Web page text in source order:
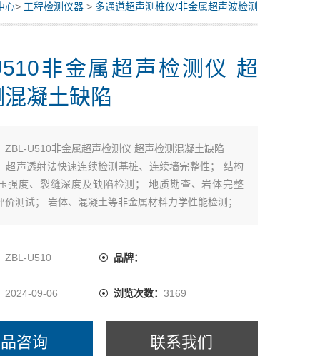
心> 工程检测仪器 > 多通道超声测桩仪/非金属超声波检测
仪
非金属超声检测仪 超
凝土缺陷
ZBL-U510非金属超声检测仪 超声检测混凝土缺陷
超声透射法快速连续检测基桩、连续墙完整性； 结构
强度、裂缝深度及缺陷检测； 地质勘查、岩体完整
价测试； 岩体、混凝土等非金属材料力学性能检测；
ZBL-U510 品牌：
2024-09-06 浏览次数： 3169
咨询 联系我们